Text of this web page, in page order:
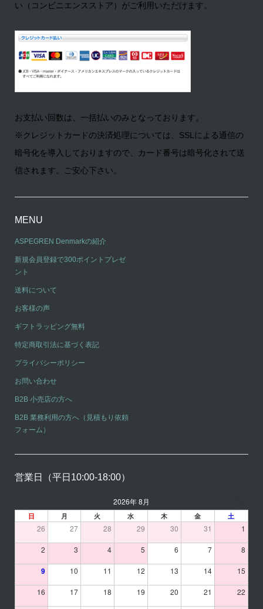
い（コンビニエンスストア）がご利用いただけます。
お支払い回数は、一括払いのみとなっております。
※クレジットカードの決済処理については、SSLによる通信の
暗号化を導入しておりますので、カード番号は暗号化されて送
信されます。ご安心下さい。
MENU
ASPEGREN Denmarkの紹介
新規会員登録で300ポイントプレゼ
ント
送料について
お客様の声
ギフトラッピング無料
特定商取引法に基づく表記
プライバシーポリシー
お問い合わせ
B2B 小売店の方へ
B2B 業務利用の方へ（見積もり依頼
フォーム）
営業日（平日10:00-18:00）
2026年 8月
日 月 火 水 木 金 土
26 27 28 29 30 31 1
2 3 4 5 6 7 8
9 10 11 12 13 14 15
16 17 18 19 20 21 22